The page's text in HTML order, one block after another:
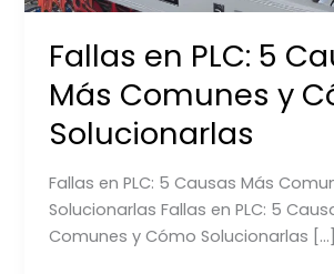
Fallas en PLC: 5
Más Comunes y
Solucionarlas
Fallas en PLC: 5 Causas Más
Solucionarlas Fallas en PLC: 5
Comunes y Cómo Solucionarlas […]